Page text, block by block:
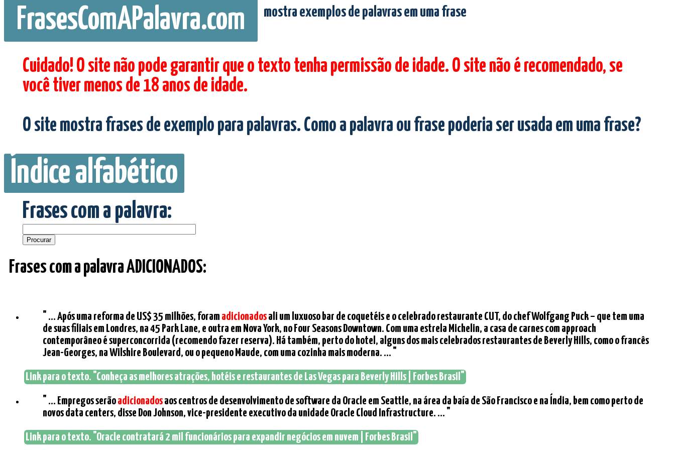
FrasesComAPalavra.com mostra exemplos de palavras em uma frase
Cuidado! O site não pode garantir que o texto tenha permissão de idade. O site não é recomendado, se
você tiver menos de 18 anos de idade.
O site mostra frases de exemplo para palavras. Como a palavra ou frase poderia ser usada em uma frase?
Índice alfabético
Frases com a palavra:
Frases com a palavra ADICIONADOS:
" ... Após uma reforma de US$ 35 milhões, foram adicionadosali um luxuoso bar de coquetéis e o celebrado restaurante CUT, do chef Wolfgang Puck – que tem uma
de suas filiais em Londres, na 45 Park Lane, e outra em Nova York, no Four Seasons Downtown. Com uma estrela Michelin, a casa de carnes com approach
contemporâneo é superconcorrida (recomendo fazer reserva). Há também, perto do hotel, alguns dos mais celebrados restaurantes de Beverly Hills, como o francês
Jean-Georges, na Wilshire Boulevard, ou o pequeno Maude, com uma cozinha mais moderna. ... "
Link para o texto. "Conheça as melhores atrações, hotéis e restaurantes de Las Vegas para Beverly Hills | Forbes Brasil"
" ... Empregos serãoadicionadosaos centros de desenvolvimento de software da Oracle em Seattle, na área da baía de São Francisco e na Índia, bem como perto de
novos data centers, disse Don Johnson, vice-presidente executivo da unidade Oracle Cloud Infrastructure. ... "
Link para o texto. "Oracle contratará 2 mil funcionários para expandir negócios em nuvem | Forbes Brasil"